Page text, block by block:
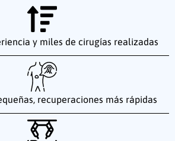
y miles de cirugías realizadas
recuperaciones más rápidas